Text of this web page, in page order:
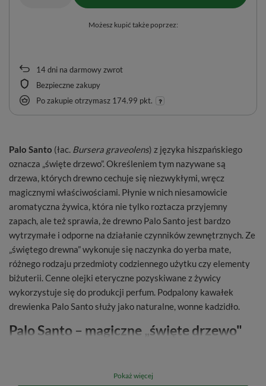
14dni na darmowy zwrot
Bezpieczne zakupy
Po zakupie otrzymasz 174.99 pkt.
Możesz kupić także poprzez:
Palo Santo (łac. Bursera graveolens) z języka hiszpańskiego
oznacza „święte drzewo”. Określeniem tym nazywane są
drzewa, których drewno cechuje się niezwykłymi, wręcz
magicznymi właściwościami. Płynie w nich niesamowicie
aromatyczna żywica, która nie tylko roztacza przyjemny
zapach, ale też sprawia, że drewno Palo Santo jest bardzo
wytrzymałe i odporne na działanie czynników zewnętrznych. Ze
„świętego drewna” wykonuje się naczynka do yerba mate,
różnego rodzaju przedmioty codziennego użytku czy elementy
biżuterii. Cenne olejki eteryczne pozyskiwane z żywicy
wykorzystuje się do produkcji perfum. Podpalony kawałek
drewienka Palo Santo służy jako naturalne, wonne kadzidło.
Palo Santo – magiczne „święte drzewo"
wydziela niesamowity, trudny do
Pokaż więcej